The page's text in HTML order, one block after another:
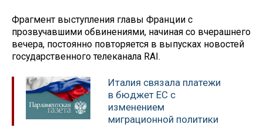
Фрагмент выступления главы Франции с
прозвучавшими обвинениями, начиная со вчерашнего
вечера, постоянно повторяется в выпусках новостей
государственного телеканала RAI.
Италия связала платежи
в бюджет ЕС с
изменением
миграционной политики